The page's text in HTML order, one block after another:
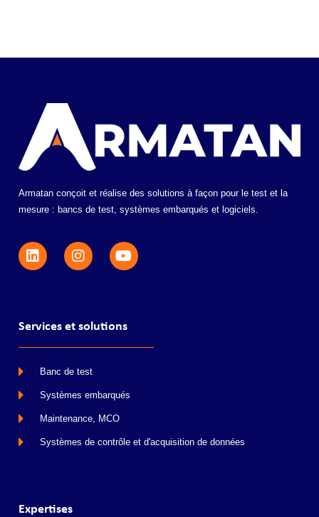
Armatan conçoit et réalise des solutions à façon pour le test et la
mesure : bancs de test, systèmes embarqués et logiciels.
Services et solutions
Banc de test
Systèmes embarqués
Maintenance, MCO
Systèmes de contrôle et d'acquisition de données
Expertises